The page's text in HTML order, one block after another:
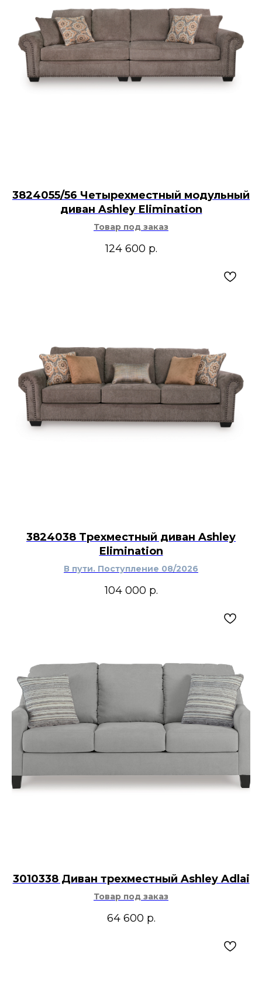
3824055/56 Четырехместный модульный
диван Ashley Elimination
Товар под заказ
124 600 р.
3824038 Трехместный диван Ashley
Elimination
В пути. Поступление 08/2026
104 000 р.
3010338 Диван трехместный Ashley Adlai
Товар под заказ
64 600 р.